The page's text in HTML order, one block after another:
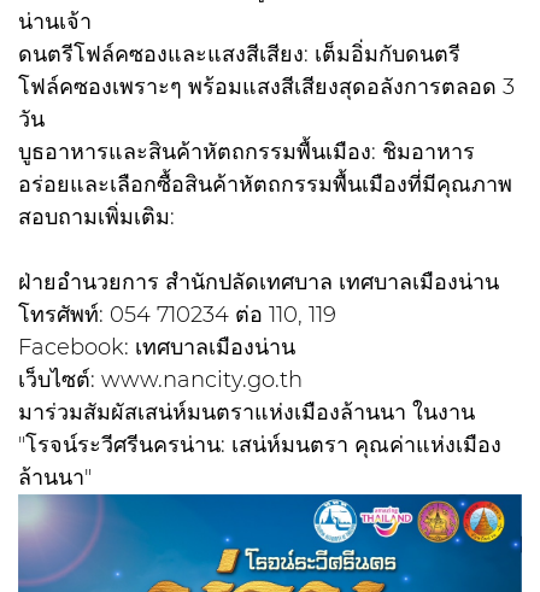
น่านเจ้า
ดนตรีโฟล์คซองและแสงสีเสียง: เต็มอิ่มกับดนตรี
โฟล์คซองเพราะๆ พร้อมแสงสีเสียงสุดอลังการตลอด 3
วัน
บูธอาหารและสินค้าหัตถกรรมพื้นเมือง: ชิมอาหาร
อร่อยและเลือกซื้อสินค้าหัตถกรรมพื้นเมืองที่มีคุณภาพ
สอบถามเพิ่มเติม:
ฝ่ายอำนวยการ สำนักปลัดเทศบาล เทศบาลเมืองน่าน
โทรศัพท์: 054 710234 ต่อ 110, 119
Facebook: เทศบาลเมืองน่าน
เว็บไซต์: www.nancity.go.th
มาร่วมสัมผัสเสน่ห์มนตราแห่งเมืองล้านนา ในงาน
"โรจน์ระวีศรีนครน่าน: เสน่ห์มนตรา คุณค่าแห่งเมือง
ล้านนา"